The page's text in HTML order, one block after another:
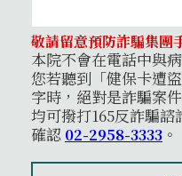
敬請留意預防詐騙集團
本院不會在電話中與
您若聽到「健保卡遭
字時，絕對是詐騙案
均可撥打165反詐騙
確認 02-2958-3333。